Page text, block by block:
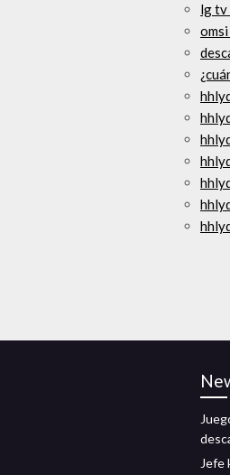
lg tv
Jefe